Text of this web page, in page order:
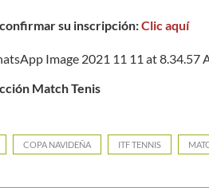
su inscripción:Clic aquí
Match Tenis
COPA NAVIDEÑA ITF TENNIS